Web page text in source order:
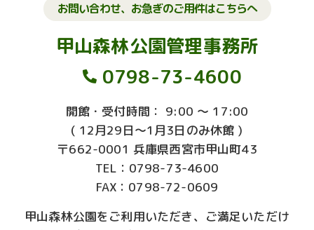
お問い合わせ、お急ぎのご用件はこちらへ
甲山森林公園管理事務所
0798-73-4600
開館・受付時間： 9:00 ～ 17:00
( 12月29日～1月3日のみ休館 )
〒662-0001 兵庫県西宮市甲山町43
TEL：0798-73-4600
FAX：0798-72-0609
甲山森林公園をご利用いただき、ご満足いただけ